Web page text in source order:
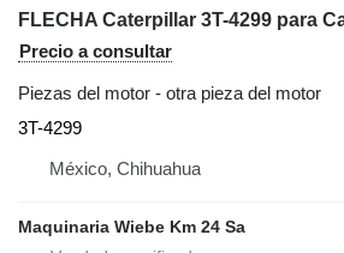
Precio a consultar
Piezas del motor - otra pieza del motor
3T-4299
México, Chihuahua
Maquinaria Wiebe Km 24 Sa